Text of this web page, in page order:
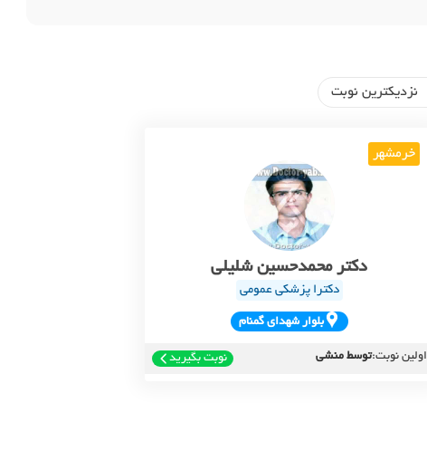
نزدیکترین نوبت
خرمشهر
دکتر محمدحسین شلیلی
دکترا پزشکی عمومی
بلوار شهداي گمنام
اولین نوبت:توسط منشی نوبت بگیرید